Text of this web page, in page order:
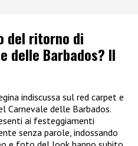
del ritorno di
delle Barbados? Il
indiscussa sul red carpet e
Carnevale delle Barbados.
ai festeggiamenti
senza parole, indossando